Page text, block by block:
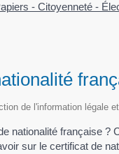
- Citoyenneté -
de l'information légale
nationalité française
sur le certificat de